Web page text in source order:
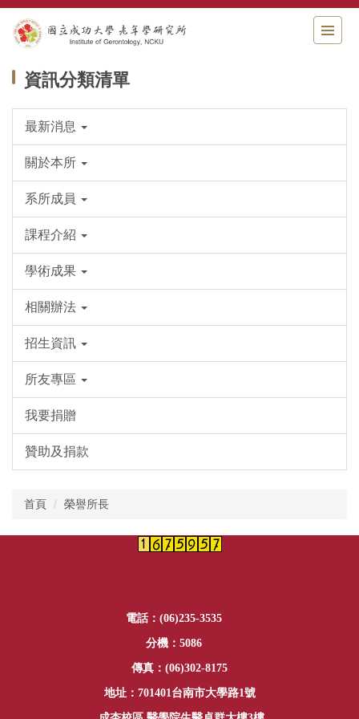
跳
到
主
區
資訊分類清單
最新消息
關於本所
系所成員
課程介紹
學術成果
相關辦法
招生資訊
所友專區
我要捐贈
贊助及捐款
首頁 榮譽所長
電話：(06)235-3535
分機：5086
傳真：(06)302-8175
地址：701401台南市大學路1號